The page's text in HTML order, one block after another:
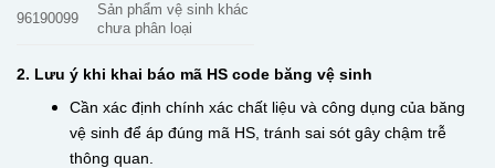
96190099
Sản phẩm vệ sinh khác
chưa phân loại
2. Lưu ý khi khai báo mã HS code băng vệ sinh
Cần xác định chính xác chất liệu và công dụng của băng
vệ sinh để áp đúng mã HS, tránh sai sót gây chậm trễ
thông quan.